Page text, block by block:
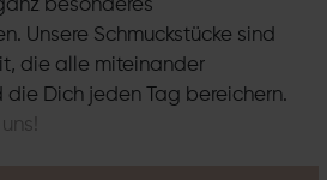
besonderes
Unsere Schmuckstücke sind
die alle miteinander
Dich jeden Tag bereichern.